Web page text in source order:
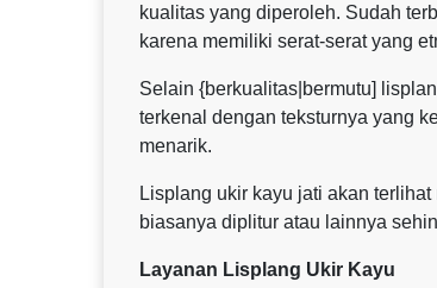
kualitas yang diperoleh. Sudah
karena memiliki serat-serat yang
Selain {berkualitas|bermutu]
terkenal dengan teksturnya yang
menarik.
Lisplang ukir kayu jati akan
biasanya diplitur atau lainnya
Layanan Lisplang Ukir Kayu